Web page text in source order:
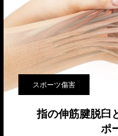
スポーツ傷害
指の伸筋腱脱臼
ポ